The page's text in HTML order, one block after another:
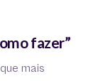
fazer”
mais